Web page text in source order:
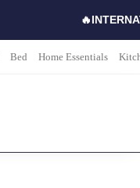
Bed Home Essentials